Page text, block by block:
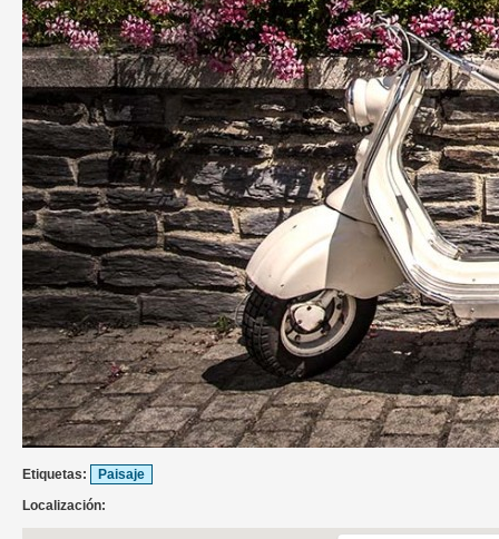
Etiquetas:
Paisaje
Localización: